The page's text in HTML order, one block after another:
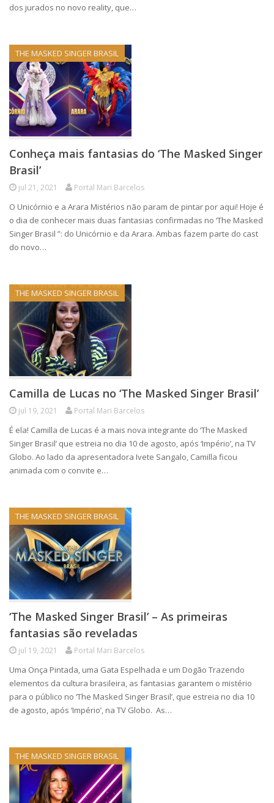
dos jurados no novo reality, que…
THE MASKED SINGER BRASIL
Conheça mais fantasias do ‘The Masked Singer
Brasil’
jul 21, 2021 Portal Mari Barcelos
O Unicórnio e a Arara Mistérios não param de pintar por aqui! Hoje é
o dia de conhecer mais duas fantasias confirmadas no ‘The Masked
Singer Brasil ”: do Unicórnio e da Arara. Ambas fazem parte do cast
do novo…
THE MASKED SINGER BRASIL
Camilla de Lucas no ‘The Masked Singer Brasil’
jul 19, 2021 Portal Mari Barcelos
É ela! Camilla de Lucas é a mais nova integrante do ‘The Masked
Singer Brasil’ que estreia no dia 10 de agosto, após ‘Império’, na TV
Globo. Ao lado da apresentadora Ivete Sangalo, Camilla ficou
animada com o convite e…
THE MASKED SINGER BRASIL
‘The Masked Singer Brasil’ – As primeiras
fantasias são reveladas
jul 19, 2021 Portal Mari Barcelos
Uma Onça Pintada, uma Gata Espelhada e um Dogão Trazendo
elementos da cultura brasileira, as fantasias garantem o mistério
para o público no ‘The Masked Singer Brasil’, que estreia no dia 10
de agosto, após ‘Império’, na TV Globo. As…
THE MASKED SINGER BRASIL